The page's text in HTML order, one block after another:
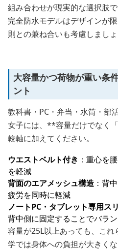
組み合わせが現実的な選択肢で
完全防水モデルはデザインが
則との兼ね合いも考慮しましょ
大容量かつ荷物が重い条
ント
教科書・PC・弁当・水筒・部
女子には、**容量だけでなく
較軸に加えてください。
ウエストベルト付き ：重心を
を軽減
背面のエアメッシュ構造 ：背
疲労を同時に軽減
ノートPC・タブレット専用ス
背中側に固定することでバラ
容量が25L以上あっても、こ
学では身体への負担が大きくな